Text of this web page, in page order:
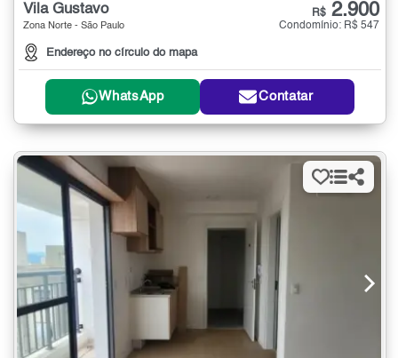
Vila Gustavo
Zona Norte - São Paulo
Endereço no círculo do mapa
R$ 2.900
Condomínio: R$ 547
WhatsApp Contatar